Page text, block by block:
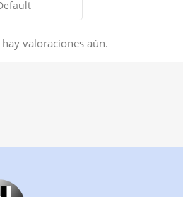
hay valoraciones aún.